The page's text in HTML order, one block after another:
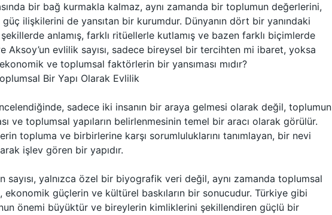
bir bağ kurmakla kalmaz, aynı zamanda bir toplumun değerlerini,
güç ilişkilerini de yansıtan bir kurumdur. Dünyanın dört bir yanındaki
anlamış, farklı ritüellerle kutlamış ve bazen farklı biçimlerde
Aksoy’un evlilik sayısı, sadece bireysel bir tercihten mi ibaret, yoksa
ve toplumsal faktörlerin bir yansıması mıdır?
Bir Yapı Olarak Evlilik
sadece iki insanın bir araya gelmesi olarak değil, toplumun
ve toplumsal yapıların belirlenmesinin temel bir aracı olarak görülür.
topluma ve birbirlerine karşı sorumluluklarını tanımlayan, bir nevi
işlev gören bir yapıdır.
sayısı, yalnızca özel bir biyografik veri değil, aynı zamanda toplumsal
ekonomik güçlerin ve kültürel baskıların bir sonucudur. Türkiye gibi
önemi büyüktür ve bireylerin kimliklerini şekillendiren güçlü bir